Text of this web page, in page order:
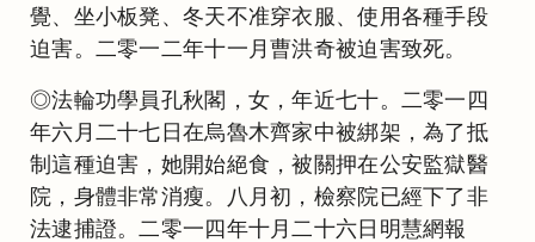
覺、坐小板凳、冬天不准穿衣服、使用各種手段
迫害。二零一二年十一月曹洪奇被迫害致死。
◎法輪功學員孔秋閣，女，年近七十。二零一四
年六月二十七日在烏魯木齊家中被綁架，為了抵
制這種迫害，她開始絕食，被關押在公安監獄醫
院，身體非常消瘦。八月初，檢察院已經下了非
法逮捕證。二零一四年十月二十六日明慧網報